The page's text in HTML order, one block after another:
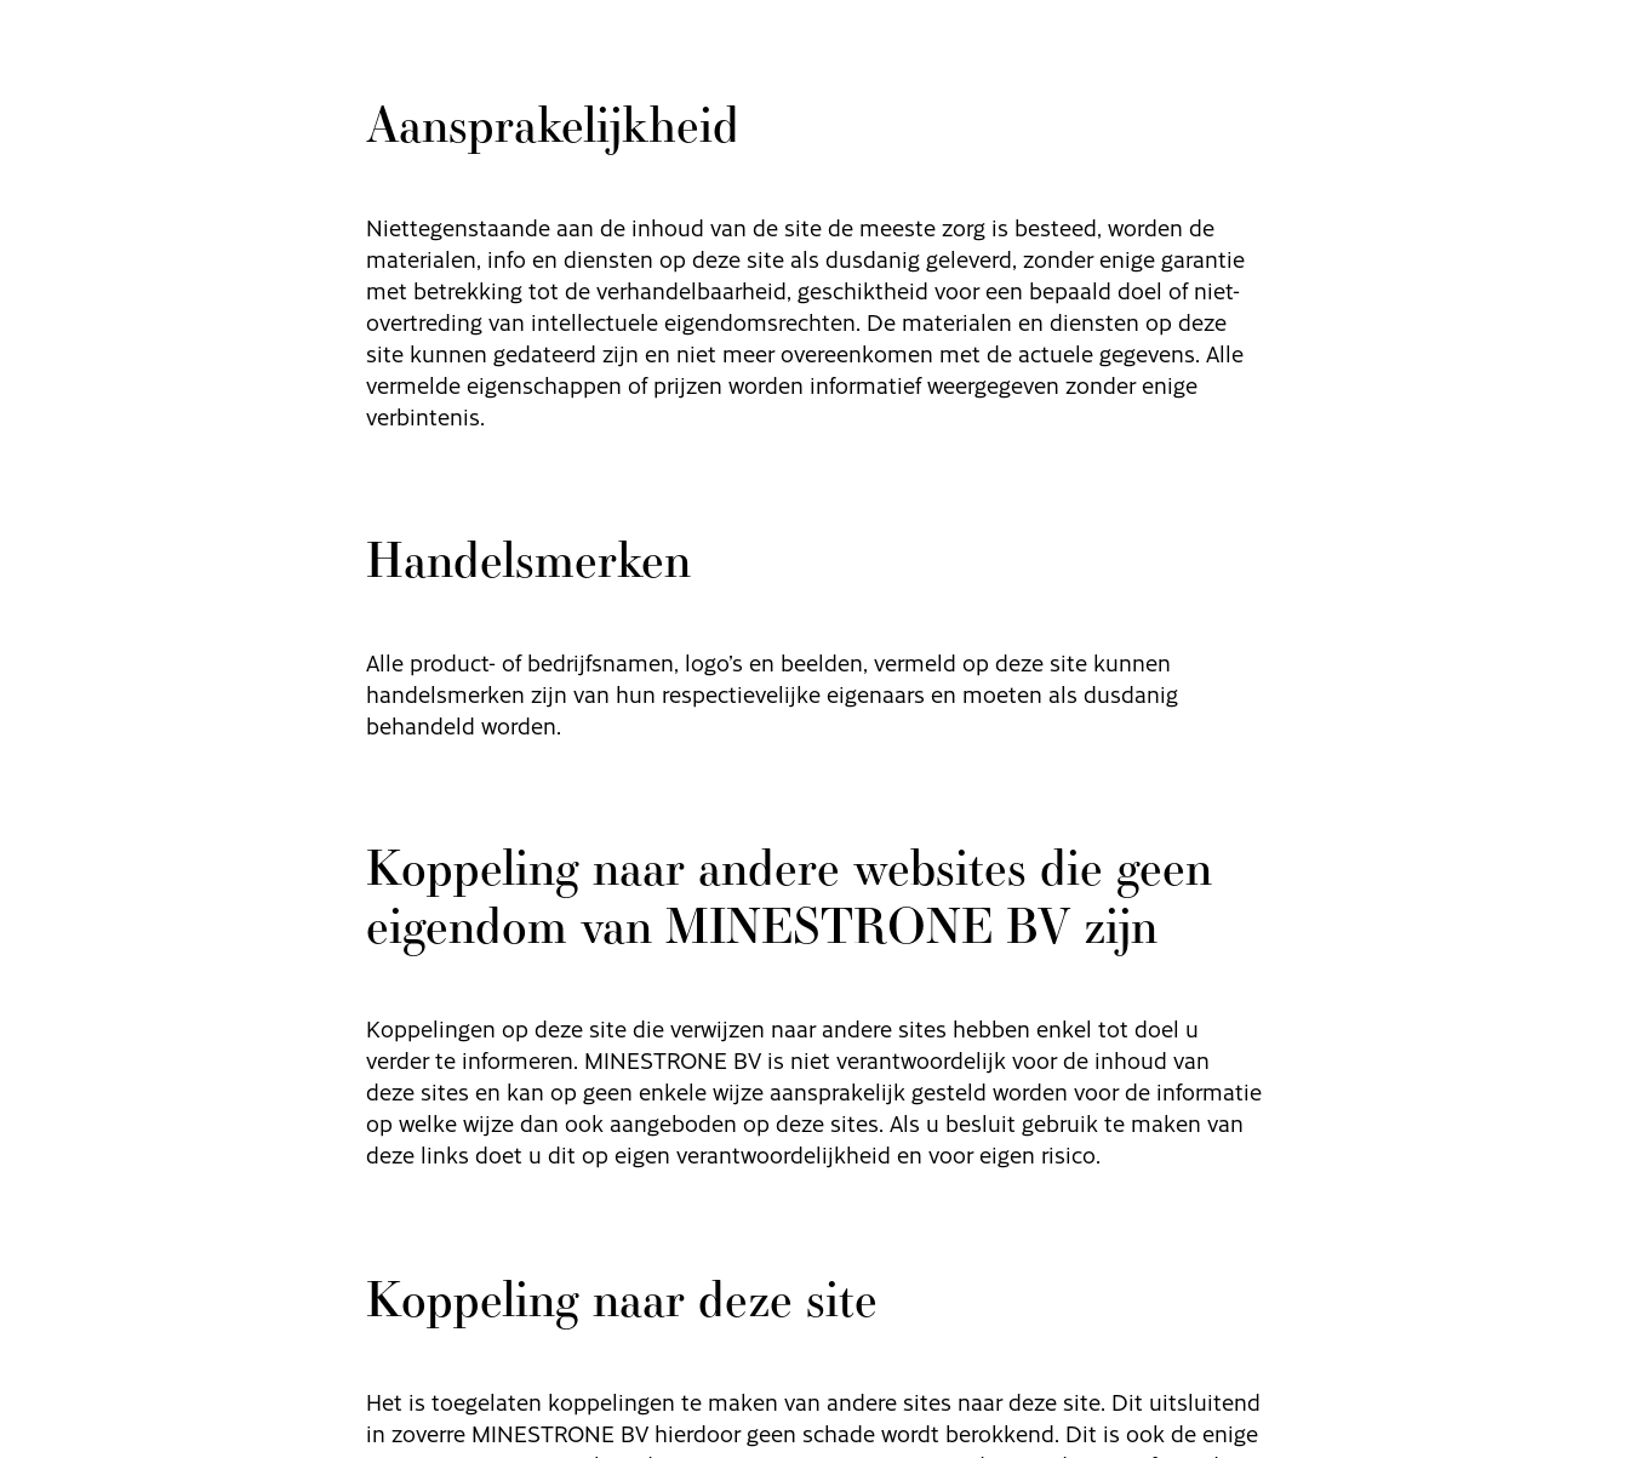
Aansprakelijkheid
Niettegenstaande aan de inhoud van de site de meeste zorg is besteed, worden de
materialen, info en diensten op deze site als dusdanig geleverd, zonder enige garantie
met betrekking tot de verhandelbaarheid, geschiktheid voor een bepaald doel of niet-
overtreding van intellectuele eigendomsrechten. De materialen en diensten op deze
site kunnen gedateerd zijn en niet meer overeenkomen met de actuele gegevens. Alle
vermelde eigenschappen of prijzen worden informatief weergegeven zonder enige
verbintenis.
Handelsmerken
Alle product- of bedrijfsnamen, logo’s en beelden, vermeld op deze site kunnen
handelsmerken zijn van hun respectievelijke eigenaars en moeten als dusdanig
behandeld worden.
Koppeling naar andere websites die geen
eigendom van MINESTRONE BV zijn
Koppelingen op deze site die verwijzen naar andere sites hebben enkel tot doel u
verder te informeren. MINESTRONE BV is niet verantwoordelijk voor de inhoud van
deze sites en kan op geen enkele wijze aansprakelijk gesteld worden voor de informatie
op welke wijze dan ook aangeboden op deze sites. Als u besluit gebruik te maken van
deze links doet u dit op eigen verantwoordelijkheid en voor eigen risico.
Koppeling naar deze site
Het is toegelaten koppelingen te maken van andere sites naar deze site. Dit uitsluitend
in zoverre MINESTRONE BV hierdoor geen schade wordt berokkend. Dit is ook de enige